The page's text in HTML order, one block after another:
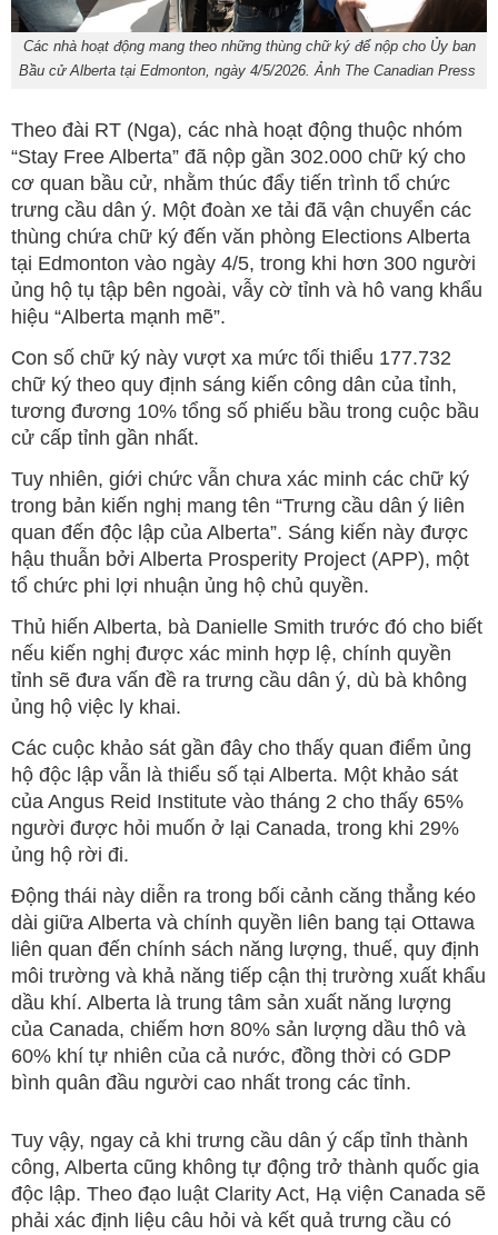
Các nhà hoạt động mang theo những thùng chữ ký để nộp cho Ủy ban
Bầu cử Alberta tại Edmonton, ngày 4/5/2026. Ảnh The Canadian Press
Theo đài RT (Nga), các nhà hoạt động thuộc nhóm
“Stay Free Alberta” đã nộp gần 302.000 chữ ký cho
cơ quan bầu cử, nhằm thúc đẩy tiến trình tổ chức
trưng cầu dân ý. Một đoàn xe tải đã vận chuyển các
thùng chứa chữ ký đến văn phòng Elections Alberta
tại Edmonton vào ngày 4/5, trong khi hơn 300 người
ủng hộ tụ tập bên ngoài, vẫy cờ tỉnh và hô vang khẩu
hiệu “Alberta mạnh mẽ”.
Con số chữ ký này vượt xa mức tối thiểu 177.732
chữ ký theo quy định sáng kiến công dân của tỉnh,
tương đương 10% tổng số phiếu bầu trong cuộc bầu
cử cấp tỉnh gần nhất.
Tuy nhiên, giới chức vẫn chưa xác minh các chữ ký
trong bản kiến nghị mang tên “Trưng cầu dân ý liên
quan đến độc lập của Alberta”. Sáng kiến này được
hậu thuẫn bởi Alberta Prosperity Project (APP), một
tổ chức phi lợi nhuận ủng hộ chủ quyền.
Thủ hiến Alberta, bà Danielle Smith trước đó cho biết
nếu kiến nghị được xác minh hợp lệ, chính quyền
tỉnh sẽ đưa vấn đề ra trưng cầu dân ý, dù bà không
ủng hộ việc ly khai.
Các cuộc khảo sát gần đây cho thấy quan điểm ủng
hộ độc lập vẫn là thiểu số tại Alberta. Một khảo sát
của Angus Reid Institute vào tháng 2 cho thấy 65%
người được hỏi muốn ở lại Canada, trong khi 29%
ủng hộ rời đi.
Động thái này diễn ra trong bối cảnh căng thẳng kéo
dài giữa Alberta và chính quyền liên bang tại Ottawa
liên quan đến chính sách năng lượng, thuế, quy định
môi trường và khả năng tiếp cận thị trường xuất khẩu
dầu khí. Alberta là trung tâm sản xuất năng lượng
của Canada, chiếm hơn 80% sản lượng dầu thô và
60% khí tự nhiên của cả nước, đồng thời có GDP
bình quân đầu người cao nhất trong các tỉnh.
Tuy vậy, ngay cả khi trưng cầu dân ý cấp tỉnh thành
công, Alberta cũng không tự động trở thành quốc gia
độc lập. Theo đạo luật Clarity Act, Hạ viện Canada sẽ
phải xác định liệu câu hỏi và kết quả trưng cầu có